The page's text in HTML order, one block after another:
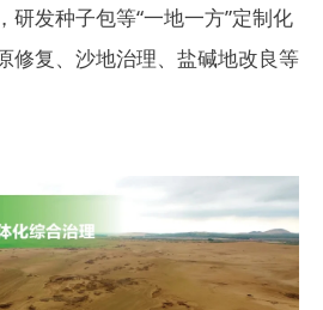
研发种子包等“一地一方”定制化
修复、沙地治理、盐碱地改良等